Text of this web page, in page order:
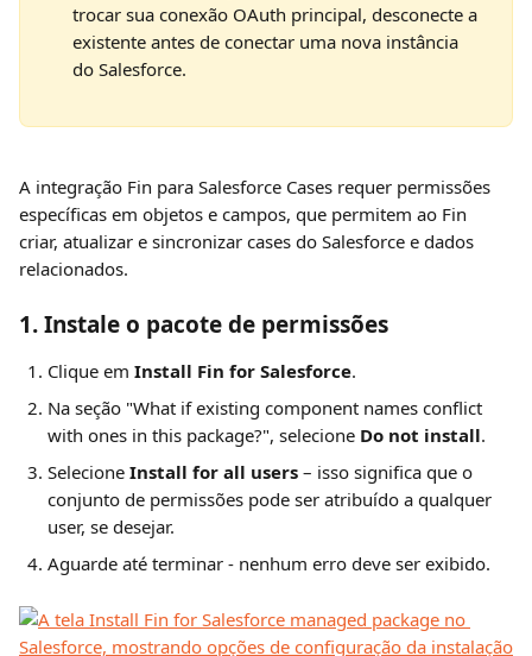
trocar sua conexão OAuth principal, desconecte a
existente antes de conectar uma nova instância
do Salesforce.
A integração Fin para Salesforce Cases requer permissões
específicas em objetos e campos, que permitem ao Fin
criar, atualizar e sincronizar cases do Salesforce e dados
relacionados.
1. Instale o pacote de permissões
Clique em Install Fin for Salesforce.
Na seção "What if existing component names conflict
with ones in this package?", selecione Do not install.
Selecione Install for all users – isso significa que o
conjunto de permissões pode ser atribuído a qualquer
user, se desejar.
Aguarde até terminar - nenhum erro deve ser exibido.